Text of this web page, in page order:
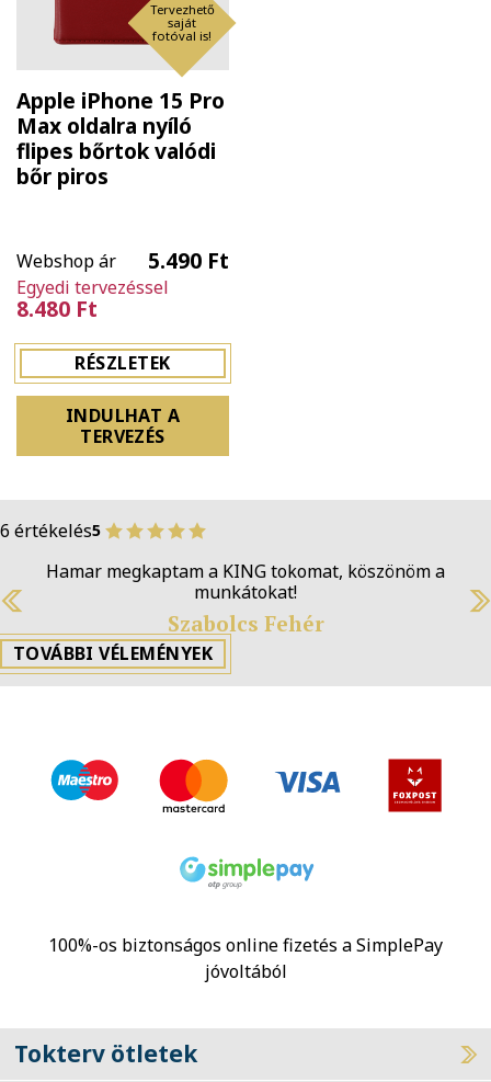
Tervezhető
saját
fotóval is!
Apple iPhone 15 Pro
Max oldalra nyíló
flipes bőrtok valódi
bőr piros
Webshop ár 5.490 Ft
Egyedi tervezéssel
8.480 Ft
RÉSZLETEK
INDULHAT A
TERVEZÉS
6 értékelés5
Hamar megkaptam a KING tokomat, köszönöm a
munkátokat!
Szabolcs Fehér
TOVÁBBI VÉLEMÉNYEK
100%-os biztonságos online fizetés a SimplePay
Tokterv ötletek